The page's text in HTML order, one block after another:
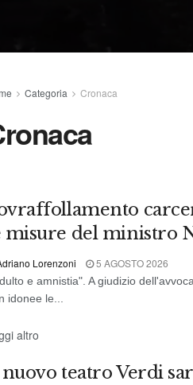
Categoria Cronaca
misure del ministro
Lorenzoni 5 AGOSTO 2026
e amnistia". A giudizio
idonee le...
altro
CRONACA DI TERNI
teatro Verdi